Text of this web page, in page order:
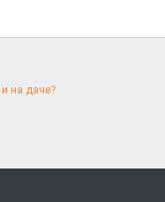
и на даче?